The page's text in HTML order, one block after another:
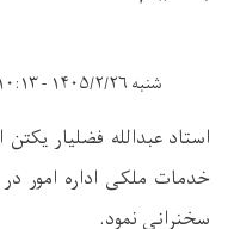
شنبه ۱۴۰۵/۲/۲۶ - ۱۰:۱۳
استاد عبدالله فضلیار
خدمات ملکی اداره امور
سخنرانی نمود.